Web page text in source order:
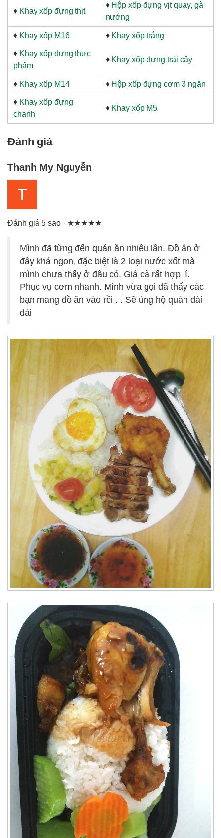
♦ Khay xốp đựng thịt
♦ Hộp xốp đựng vịt quay, gà
nướng
♦ Khay xốp M16 ♦ Khay xốp trắng
♦ Khay xốp đựng thực
phẩm
♦ Khay xốp đựng trái cây
♦ Khay xốp M14 ♦ Hộp xốp đựng cơm 3 ngăn
♦ Khay xốp đựng
chanh
♦ Khay xốp M5
Đánh giá
Thanh My Nguyễn
Đánh giá 5 sao · ★★★★★
Mình đã từng đến quán ăn nhiều lần. Đồ ăn ở
đây khá ngon, đặc biệt là 2 loại nước xốt mà
mình chưa thấy ở đâu có. Giá cả rất hợp lí.
Phục vụ cơm nhanh. Mình vừa gọi đã thấy các
bạn mang đồ ăn vào rồi . . Sẽ ủng hộ quán dài
dài